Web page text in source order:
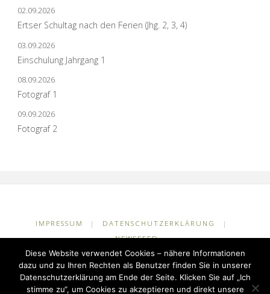
02.09.2026
Ertser Schultag nach den Ferien (Jhg. 2, 3, 4)
03.09.2026
Einschulung Jahrgang 1
08.09.2026
Fotograf 1
09.09.2026
Fotograf 2
IMPRESSUM | DATENSCHUTZERKLÄRUNG
|
NEWSFEED
©2026 Grundschule Kuhlerkamp
Diese Website verwendet Cookies – nähere Informationen
dazu und zu Ihren Rechten als Benutzer finden Sie in unserer
Datenschutzerklärung am Ende der Seite. Klicken Sie auf „Ich
stimme zu“, um Cookies zu akzeptieren und direkt unsere